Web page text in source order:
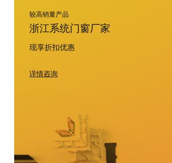
较高销量产品
浙江系统门窗厂家
现享折扣优惠
详情咨询
HOT
88平开窗